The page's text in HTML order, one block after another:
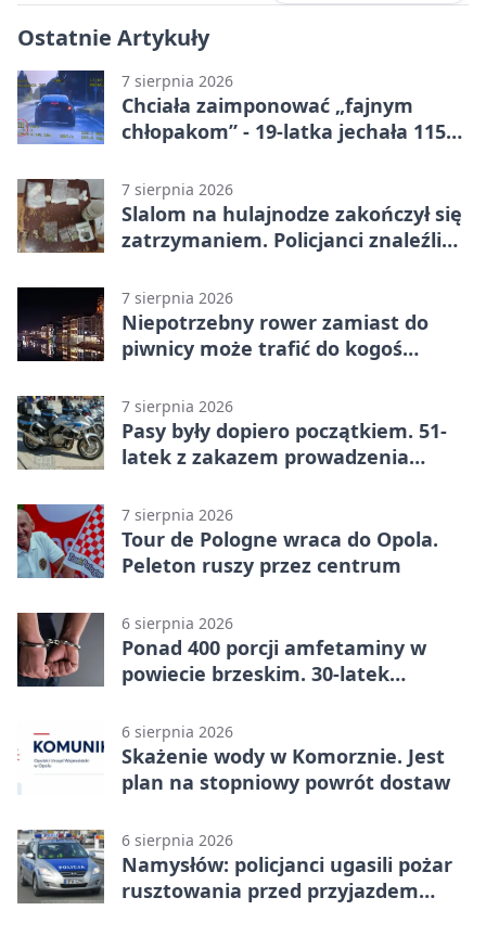
Ostatnie Artykuły
7 sierpnia 2026
Chciała zaimponować „fajnym
chłopakom” - 19-latka jechała 115
7 sierpnia 2026
Slalom na hulajnodze zakończył się
zatrzymaniem. Policjanci znaleźli
7 sierpnia 2026
Niepotrzebny rower zamiast do
piwnicy może trafić do kogoś
7 sierpnia 2026
Pasy były dopiero początkiem. 51-
latek z zakazem prowadzenia
7 sierpnia 2026
Tour de Pologne wraca do Opola.
Peleton ruszy przez centrum
6 sierpnia 2026
Ponad 400 porcji amfetaminy w
powiecie brzeskim. 30-latek
6 sierpnia 2026
Skażenie wody w Komorznie. Jest
plan na stopniowy powrót dostaw
6 sierpnia 2026
Namysłów: policjanci ugasili pożar
rusztowania przed przyjazdem